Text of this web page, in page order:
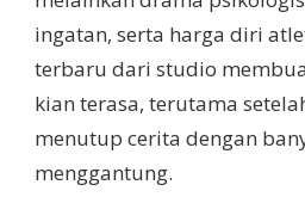
ingatan, serta harga diri
terbaru dari studio
kian terasa, terutama
menutup cerita dengan
menggantung.